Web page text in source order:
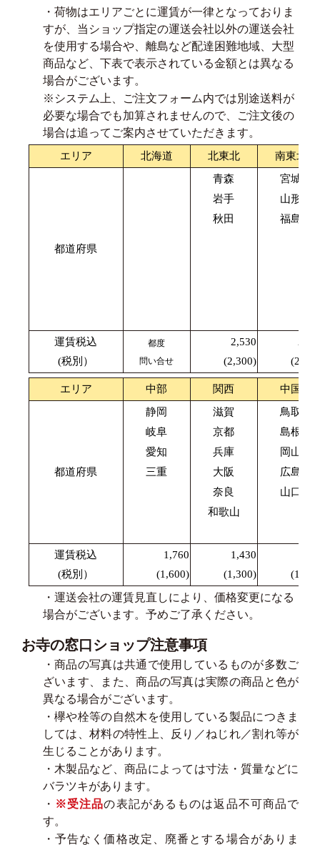
・荷物はエリアごとに運賃が一律となっておりま
すが、当ショップ指定の運送会社以外の運送会社
を使用する場合や、離島など配達困難地域、大型
商品など、下表で表示されている金額とは異なる
場合がございます。
※システム上、ご注文フォーム内では別途送料が
必要な場合でも加算されませんので、ご注文後の
場合は追ってご案内させていただきます。
エリア 北海道 北東北 南東北
都道府県
青森
岩手
秋田
宮城
山形
福島
運賃税込
(税別）
都度
問い合せ
2,530
(2,300)
エリア 中部 関西 中国
都道府県
静岡
岐阜
愛知
三重
滋賀
京都
兵庫
大阪
奈良
和歌山
鳥取
島根
岡山
広島
山口
運賃税込
(税別）
1,760
(1,600)
1,430
(1,300)
・運送会社の運賃見直しにより、価格変更になる
場合がございます。予めご了承ください。
お寺の窓口ショップ注意事項
・商品の写真は共通で使用しているものが多数ご
ざいます、また、商品の写真は実際の商品と色が
異なる場合がございます。
・欅や栓等の自然木を使用している製品につきま
しては、材料の特性上、反り／ねじれ／割れ等が
生じることがあります。
・木製品など、商品によっては寸法・質量などに
バラツキがあります。
・ ※受注品の表記があるものは返品不可商品で
す。
・予告なく価格改定、廃番とする場合がありま